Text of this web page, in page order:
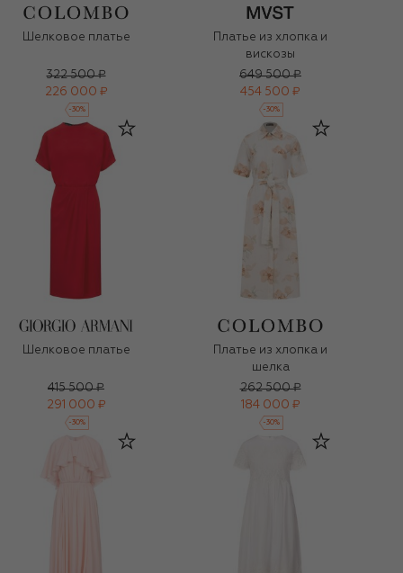
Шелковое платье
322 500 ₽
226 000 ₽
-30%
Платье из хлопка и
вискозы
649 500 ₽
454 500 ₽
-30%
Шелковое платье
415 500 ₽
291 000 ₽
-30%
Платье из хлопка и
шелка
262 500 ₽
184 000 ₽
-30%